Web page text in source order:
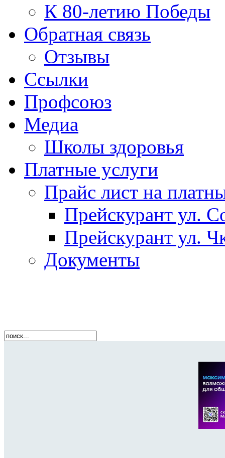
К 80-летию Победы
Обратная связь
Отзывы
Ссылки
Профсоюз
Медиа
Школы здоровья
Платные услуги
Прайс лист на
Прейскурант ул.
Прейскурант ул.
Документы